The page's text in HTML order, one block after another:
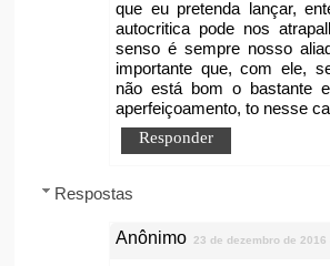
que eu pretenda lançar,
autocritica pode nos
senso é sempre nosso
importante que, com ele,
não está bom o bastante
aperfeiçoamento, to nesse
Responder
Respostas
Anônimo 23 de dezembro de 2016